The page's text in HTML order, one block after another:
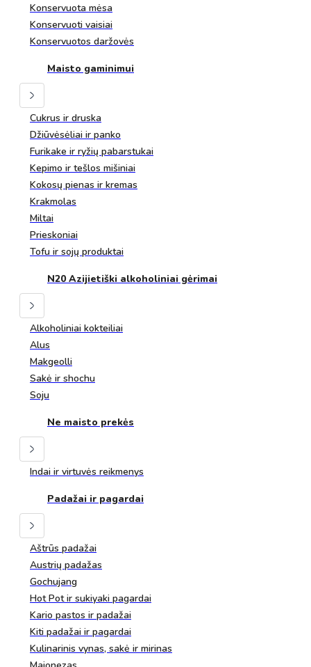
Konservuota mėsa
Konservuoti vaisiai
Konservuotos daržovės
Maisto gaminimui
Cukrus ir druska
Džiūvėsėliai ir panko
Furikake ir ryžių pabarstukai
Kepimo ir tešlos mišiniai
Kokosų pienas ir kremas
Krakmolas
Miltai
Prieskoniai
Tofu ir sojų produktai
N20 Azijietiški alkoholiniai gėrimai
Alkoholiniai kokteiliai
Alus
Makgeolli
Sakė ir shochu
Soju
Ne maisto prekės
Indai ir virtuvės reikmenys
Padažai ir pagardai
Aštrūs padažai
Austrių padažas
Gochujang
Hot Pot ir sukiyaki pagardai
Kario pastos ir padažai
Kiti padažai ir pagardai
Kulinarinis vynas, sakė ir mirinas